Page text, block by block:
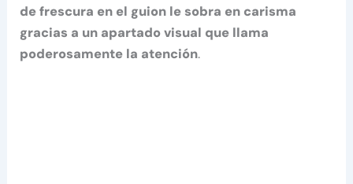
de frescura en el guion le sobra en carisma
gracias a un apartado visual que llama
poderosamente la atención.